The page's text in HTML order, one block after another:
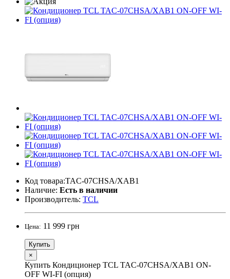
Код товара:TAC-07CHSA/XAB1
Наличие: Есть в наличии
Производитель: TCL
Цена: 11 999 грн
Купить
×
Купить Кондиционер TCL TAC-07CHSA/XAB1 ON-
OFF WI-FI (опция)